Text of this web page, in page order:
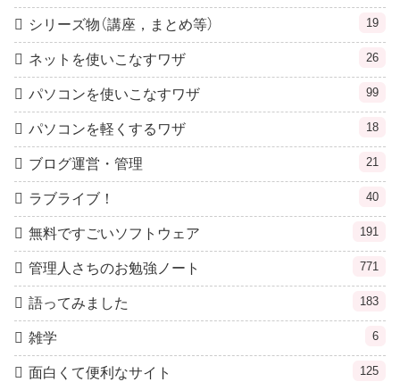
シリーズ物（講座，まとめ等） 19
ネットを使いこなすワザ 26
パソコンを使いこなすワザ 99
パソコンを軽くするワザ 18
ブログ運営・管理 21
ラブライブ！ 40
無料ですごいソフトウェア 191
管理人さちのお勉強ノート 771
語ってみました 183
雑学 6
面白くて便利なサイト 125